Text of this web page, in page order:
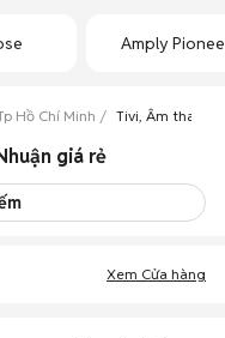
Amply
Hồ Chí Minh Tivi, Âm thanh
giá rẻ
Xem Cửa hàng